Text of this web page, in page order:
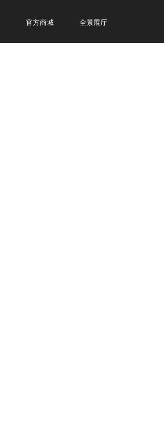
官方商城 全景展厅